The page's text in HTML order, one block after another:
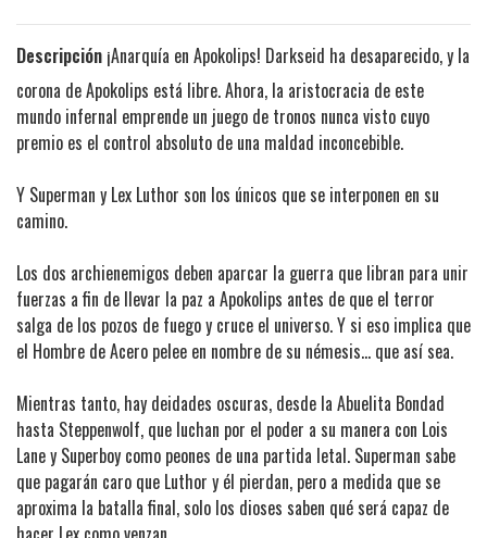
Descripción ¡Anarquía en Apokolips! Darkseid ha desaparecido, y la
corona de Apokolips está libre. Ahora, la aristocracia de este
mundo infernal emprende un juego de tronos nunca visto cuyo
premio es el control absoluto de una maldad inconcebible.
Y Superman y Lex Luthor son los únicos que se interponen en su
camino.
Los dos archienemigos deben aparcar la guerra que libran para unir
fuerzas a fin de llevar la paz a Apokolips antes de que el terror
salga de los pozos de fuego y cruce el universo. Y si eso implica que
el Hombre de Acero pelee en nombre de su némesis... que así sea.
Mientras tanto, hay deidades oscuras, desde la Abuelita Bondad
hasta Steppenwolf, que luchan por el poder a su manera con Lois
Lane y Superboy como peones de una partida letal. Superman sabe
que pagarán caro que Luthor y él pierdan, pero a medida que se
aproxima la batalla final, solo los dioses saben qué será capaz de